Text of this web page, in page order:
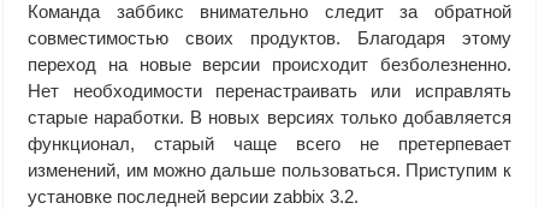
Команда заббикс внимательно следит за обратной
совместимостью своих продуктов. Благодаря этому
переход на новые версии происходит безболезненно.
Нет необходимости перенастраивать или исправлять
старые наработки. В новых версиях только добавляется
функционал, старый чаще всего не претерпевает
изменений, им можно дальше пользоваться. Приступим к
установке последней версии zabbix 3.2.